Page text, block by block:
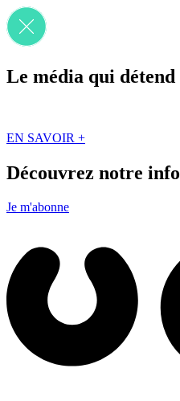
Le média qui
EN SAVOIR +
Découvrez notre
Je m'abonne